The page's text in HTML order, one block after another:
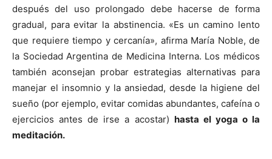
después del uso prolongado debe hacerse de forma
gradual, para evitar la abstinencia. «Es un camino lento
que requiere tiempo y cercanía», afirma María Noble, de
la Sociedad Argentina de Medicina Interna. Los médicos
también aconsejan probar estrategias alternativas para
manejar el insomnio y la ansiedad, desde la higiene del
sueño (por ejemplo, evitar comidas abundantes, cafeína o
ejercicios antes de irse a acostar) hasta el yoga o la
meditación.